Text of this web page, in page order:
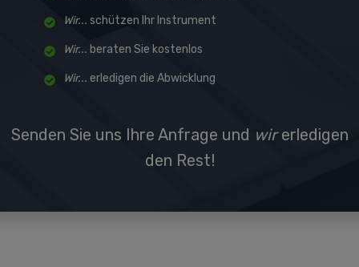
Wir... schützen Ihr Instrument
Wir... beraten Sie kostenlos
Wir... erledigen die Abwicklung
Senden Sie uns Ihre Anfrage und wirerledigen
den Rest!